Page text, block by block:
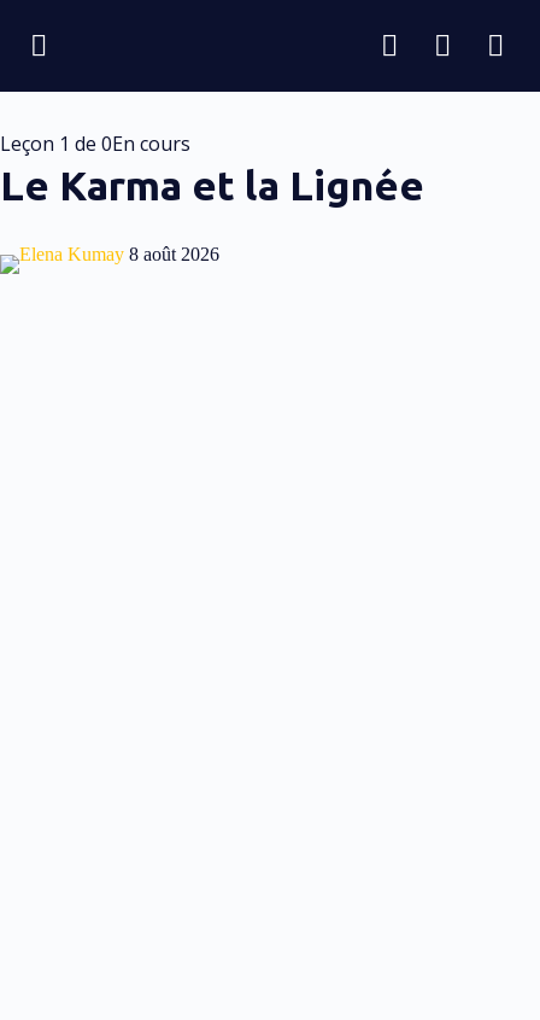
Leçon 1 de 0En cours
Le Karma et la Lignée
Elena Kumay 8 août 2026